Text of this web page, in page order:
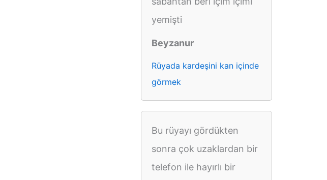
yemişti
Beyzanur
Rüyada kardeşini kan içinde
görmek
Bu rüyayı gördükten
sonra çok uzaklardan bir
telefon ile hayırlı bir